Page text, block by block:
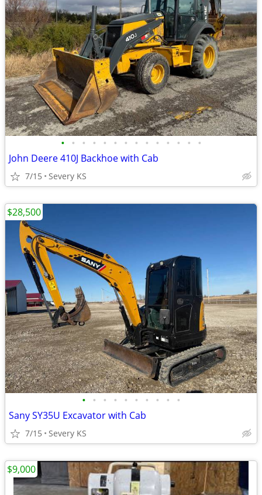
• • • • • • • • • • • • • •
John Deere 410J Backhoe with Cab
7/15 Severy KS
• • • • • • • • • •
Sany SY35U Excavator with Cab
7/15 Severy KS
$28,500
$9,000